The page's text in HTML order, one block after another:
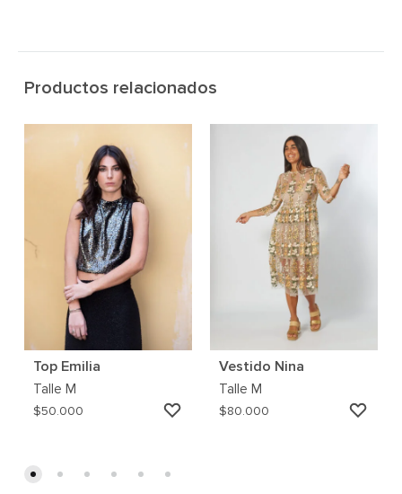
Productos relacionados
Top Emilia
Talle M
$50.000
AGREGAR
Vestido Nina
Talle M
$80.000